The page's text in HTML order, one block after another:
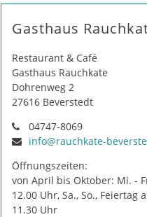
Gasthaus
Restaurant & Café
Gasthaus Rauchkate
Dohrenweg 2
27616 Beverstedt
04747-8069
info@rauchkate-
Öffnungszeiten:
von April bis Oktober: Mi. -
12.00 Uhr, Sa., So., Feiertag
11.30 Uhr